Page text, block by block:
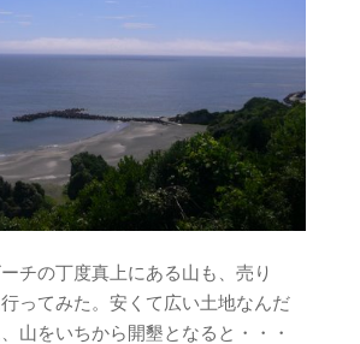
チの丁度真上にある山も、売り
ってみた。安くて広い土地なんだ
山をいちから開墾となると・・・